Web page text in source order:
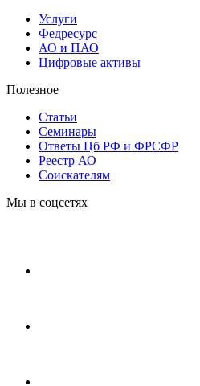
Услуги
Федресурс
АО и ПАО
Цифровые активы
Полезное
Статьи
Cеминары
Ответы Цб РФ и ФРСФР
Реестр АО
Соискателям
Мы в соцсетях